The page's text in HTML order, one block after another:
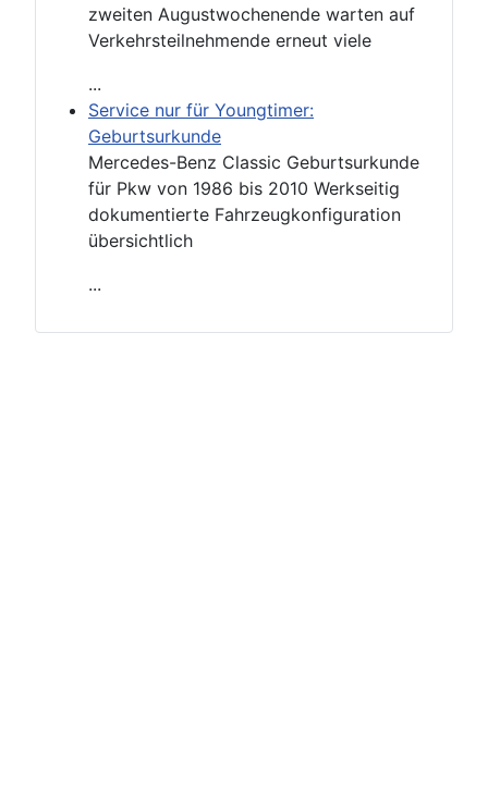
zweiten Augustwochenende warten auf
Verkehrsteilnehmende erneut viele
...
Service nur für Youngtimer:
Geburtsurkunde
Mercedes-Benz Classic Geburtsurkunde
für Pkw von 1986 bis 2010 Werkseitig
dokumentierte Fahrzeugkonfiguration
übersichtlich
...